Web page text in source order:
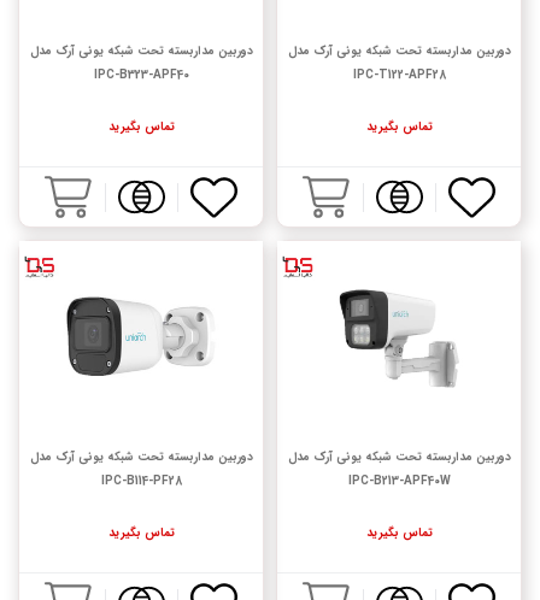
دوربین مداربسته تحت شبکه یونی آرک مدل
IPC-T122-APF28
تماس بگیرید
دوربین مداربسته تحت شبکه یونی آرک مدل
IPC-B323-APF40
تماس بگیرید
دوربین مداربسته تحت شبکه یونی آرک مدل
IPC-B213-APF40W
تماس بگیرید
دوربین مداربسته تحت شبکه یونی آرک مدل
IPC-B114-PF28
تماس بگیرید